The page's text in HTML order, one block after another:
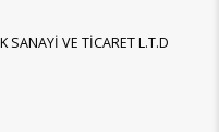
SANAYİ VE TİCARET L.T.D